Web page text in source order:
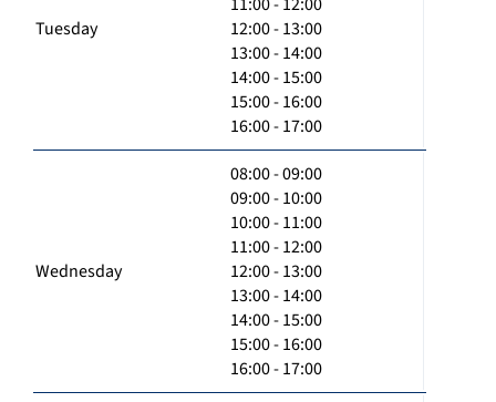
Tuesday
12:00 - 13:00
13:00 - 14:00
14:00 - 15:00
15:00 - 16:00
16:00 - 17:00
Wednesday
08:00 - 09:00
09:00 - 10:00
10:00 - 11:00
11:00 - 12:00
12:00 - 13:00
13:00 - 14:00
14:00 - 15:00
15:00 - 16:00
16:00 - 17:00